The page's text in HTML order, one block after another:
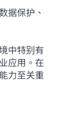
据保护、
中特别有
应用。在
力至关重